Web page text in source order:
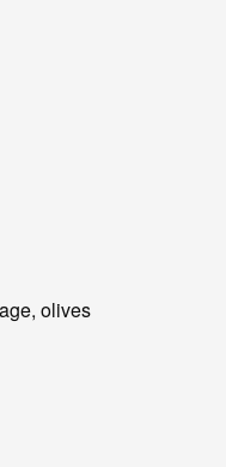
olives